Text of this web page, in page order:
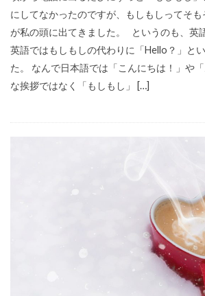
にしてなかったのですが、もしもしってそ
が私の頭に出てきました。 というのも、英
英語ではもしもしの代わりに「Hello？」と
た。 なんで日本語では「こんにちは！」や
な挨拶ではなく「もしもし」 […]